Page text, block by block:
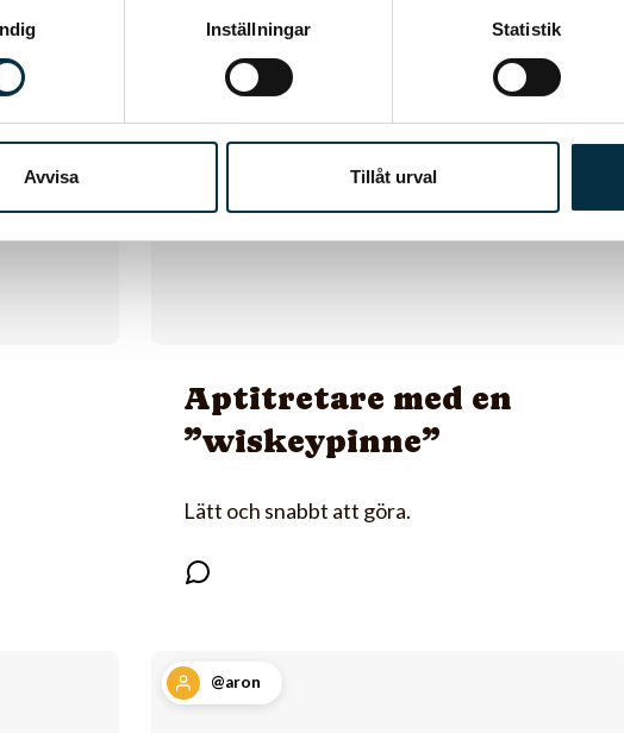
Inställningar Statistik
Avvisa Tillåt urval
@aron
Aptitretare med en
”wiskeypinne”
Lätt och snabbt att göra.
@aron